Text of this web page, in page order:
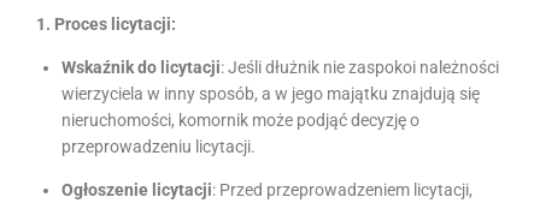
1. Proces licytacji:
Wskaźnik do licytacji: Jeśli dłużnik nie zaspokoi należności
wierzyciela w inny sposób, a w jego majątku znajdują się
nieruchomości, komornik może podjąć decyzję o
przeprowadzeniu licytacji.
Ogłoszenie licytacji: Przed przeprowadzeniem licytacji,